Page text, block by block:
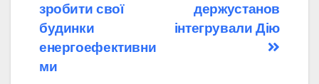
держустанов
інтегрували Дію
зробити свої
будинки
енергоефективни
ми